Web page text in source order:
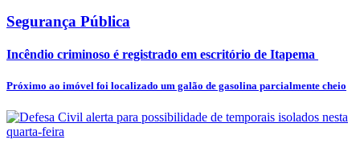
Segurança Pública
Incêndio criminoso é registrado em escritório de Itapema
Próximo ao imóvel foi localizado um galão de gasolina parcialmente cheio